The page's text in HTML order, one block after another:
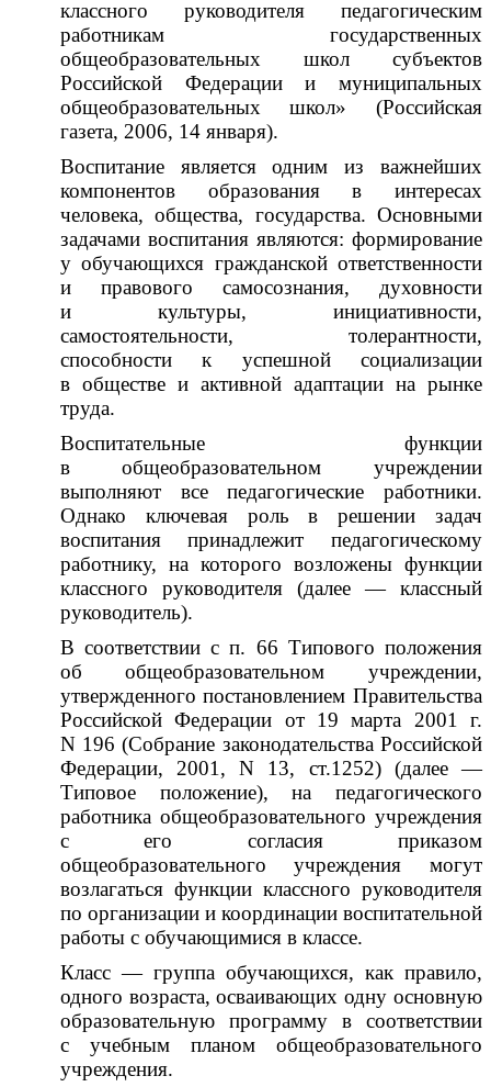
классного руководителя педагогическим
работникам государственных
общеобразовательных школ субъектов
Российской Федерации и муниципальных
общеобразовательных школ» (Российская
газета, 2006, 14 января).
Воспитание является одним из важнейших
компонентов образования в интересах
человека, общества, государства. Основными
задачами воспитания являются: формирование
у обучающихся гражданской ответственности
и правового самосознания, духовности
и культуры, инициативности,
самостоятельности, толерантности,
способности к успешной социализации
в обществе и активной адаптации на рынке
труда.
Воспитательные функции
в общеобразовательном учреждении
выполняют все педагогические работники.
Однако ключевая роль в решении задач
воспитания принадлежит педагогическому
работнику, на которого возложены функции
классного руководителя (далее — классный
руководитель).
В соответствии с п. 66 Типового положения
об общеобразовательном учреждении,
утвержденного постановлением Правительства
Российской Федерации от 19 марта 2001 г.
N 196 (Собрание законодательства Российской
Федерации, 2001, N 13, ст.1252) (далее —
Типовое положение), на педагогического
работника общеобразовательного учреждения
с его согласия приказом
общеобразовательного учреждения могут
возлагаться функции классного руководителя
по организации и координации воспитательной
работы с обучающимися в классе.
Класс — группа обучающихся, как правило,
одного возраста, осваивающих одну основную
образовательную программу в соответствии
с учебным планом общеобразовательного
учреждения.